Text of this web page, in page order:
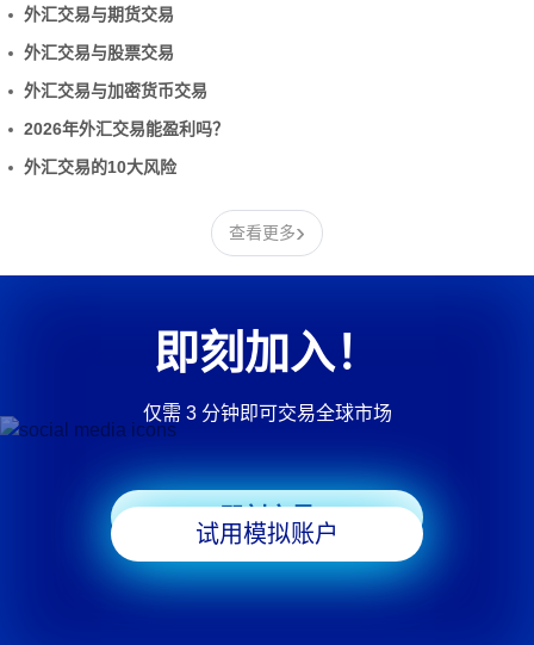
外汇交易与期货交易
外汇交易与股票交易
外汇交易与加密货币交易
2026年外汇交易能盈利吗？
外汇交易的10大风险
查看更多›
即刻加入！
仅需 3 分钟即可交易全球市场
即刻交易
试用模拟账户